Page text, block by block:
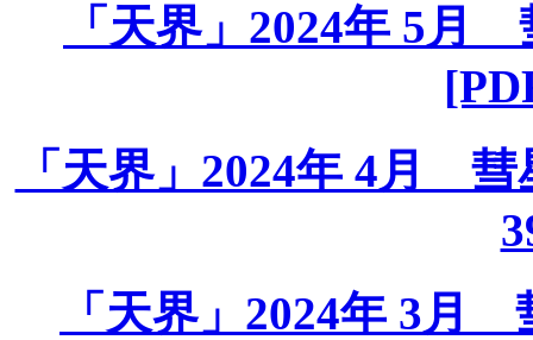
「天界」2024年 5
「天界」2024年 4月
「天界」2024年 3月